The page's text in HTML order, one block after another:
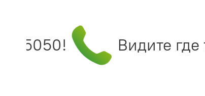
Видите где